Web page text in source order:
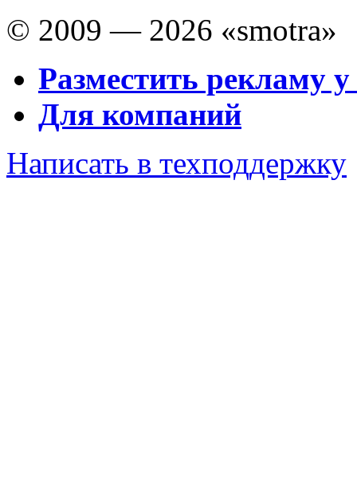
© 2009 — 2026 «smotra»
Разместить рекламу у
Для компаний
Написать в техподдержку